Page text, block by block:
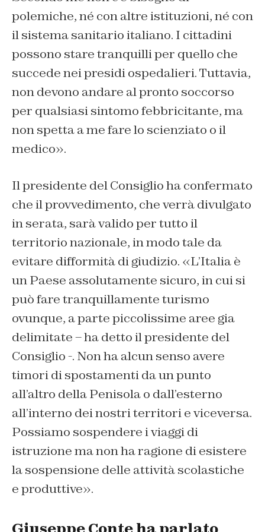
polemiche, né con altre istituzioni, né con
il sistema sanitario italiano. I cittadini
possono stare tranquilli per quello che
succede nei presidi ospedalieri. Tuttavia,
non devono andare al pronto soccorso
per qualsiasi sintomo febbricitante, ma
non spetta a me fare lo scienziato o il
medico».
Il presidente del Consiglio ha confermato
che il provvedimento, che verrà divulgato
in serata, sarà valido per tutto il
territorio nazionale, in modo tale da
evitare difformità di giudizio. «L’Italia è
un Paese assolutamente sicuro, in cui si
può fare tranquillamente turismo
ovunque, a parte piccolissime aree gia
delimitate – ha detto il presidente del
Consiglio -. Non ha alcun senso avere
timori di spostamenti da un punto
all’altro della Penisola o dall’esterno
all’interno dei nostri territori e viceversa.
Possiamo sospendere i viaggi di
istruzione ma non ha ragione di esistere
la sospensione delle attività scolastiche
e produttive».